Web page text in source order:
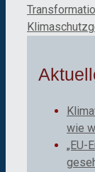
wie
„EU-